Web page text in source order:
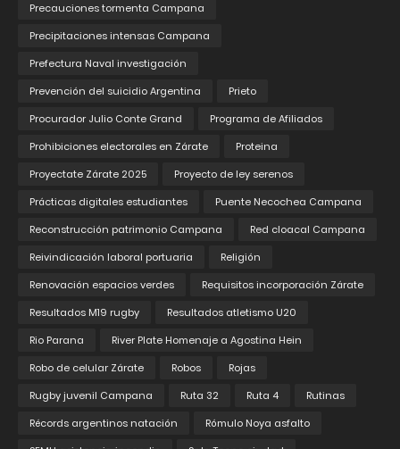
Precauciones tormenta Campana
Precipitaciones intensas Campana
Prefectura Naval investigación
Prevención del suicidio Argentina
Prieto
Procurador Julio Conte Grand
Programa de Afiliados
Prohibiciones electorales en Zárate
Proteina
Proyectate Zárate 2025
Proyecto de ley serenos
Prácticas digitales estudiantes
Puente Necochea Campana
Reconstrucción patrimonio Campana
Red cloacal Campana
Reivindicación laboral portuaria
Religión
Renovación espacios verdes
Requisitos incorporación Zárate
Resultados M19 rugby
Resultados atletismo U20
Rio Parana
River Plate Homenaje a Agostina Hein
Robo de celular Zárate
Robos
Rojas
Rugby juvenil Campana
Ruta 32 Ruta 4
Rutinas
Récords argentinos natación
Rómulo Noya asfalto